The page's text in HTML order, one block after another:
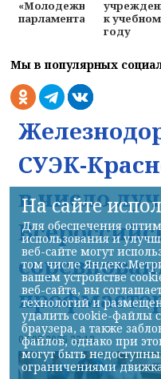
«Молодежного
парламента»
к
году
Мы в популярных
СУЭК-
в число
07.08.2026 22:13
На сайте
Для обеспечения
использования и
веб-сайте могут
том числе
вашем устройстве
веб-сайта, вы
технологий и
удалить cookie-файлы
браузера, а также
файлов, однако при
могут быть
ограничениями